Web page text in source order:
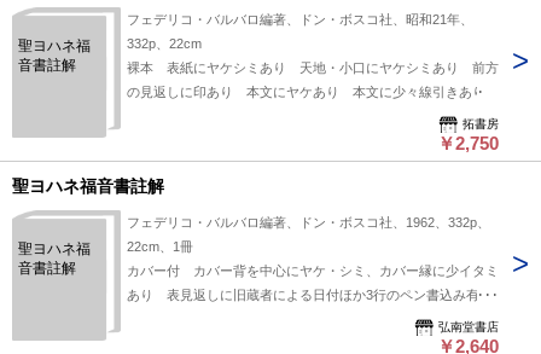
聖ヨハネ福
音書註解
フェデリコ・バルバロ編著、ドン・ボスコ社、昭和21年、
332p、22cm
裸本 表紙にヤケシミあり 天地・小口にヤケシミあり 前方
の見返しに印あり 本文にヤケあり 本文に少々線引きあり
拓書房
￥2,750
聖ヨハネ福音書註解
聖ヨハネ福
音書註解
フェデリコ・バルバロ編著、ドン・ボスコ社、1962、332p、
22cm、1冊
カバー付 カバー背を中心にヤケ・シミ、カバー縁に少イタミ
あり 表見返しに旧蔵者による日付ほか3行のペン書込み有
その他判読使用に支障なく、経年状態良好です。
弘南堂書店
￥2,640